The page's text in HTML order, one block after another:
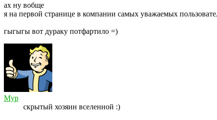
ах ну вобще
я на первой странице в компании самых уважаемых
гыгыгы вот дураку потфартило =)
Myp
скрытый хозяин вселенной :)